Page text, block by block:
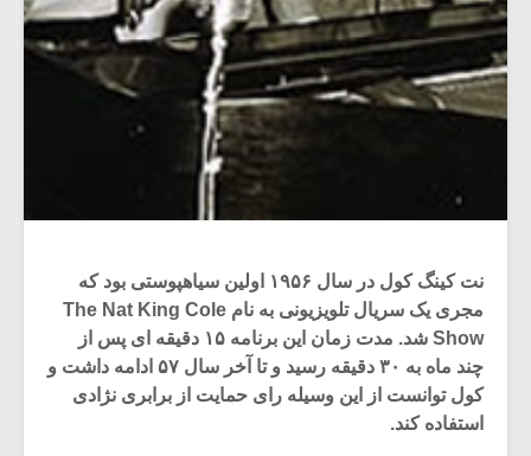
نت کینگ کول در سال ۱۹۵۶ اولین سیاهپوستی بود که
مجری یک سریال تلویزیونی به نام The Nat King Cole
Show شد. مدت زمان این برنامه ۱۵ دقیقه ای پس از
چند ماه به ۳۰ دقیقه رسید و تا آخر سال ۵۷ ادامه داشت و
کول توانست از این وسیله رای حمایت از برابری نژادی
استفاده کند.